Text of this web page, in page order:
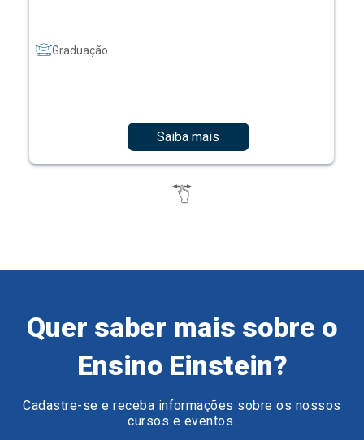
Graduação
Saiba mais
Quer saber mais sobre o
Ensino Einstein?
Cadastre-se e receba informações sobre os nossos
cursos e eventos.